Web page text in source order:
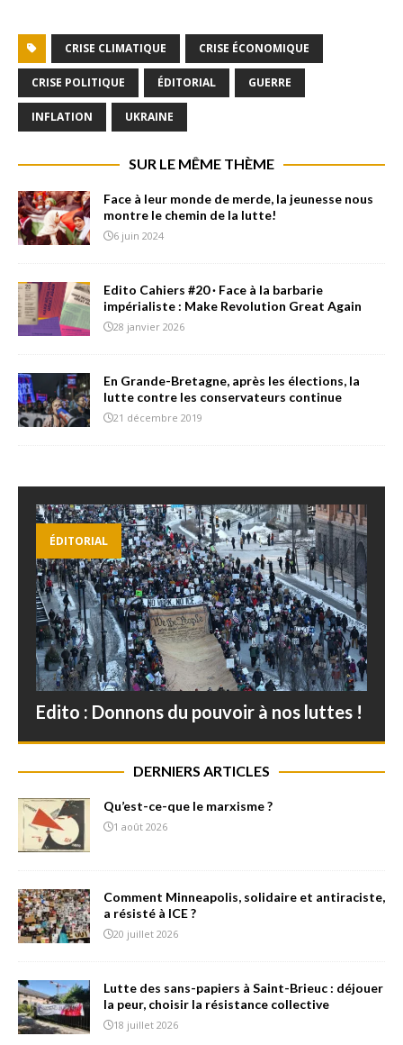
CRISE CLIMATIQUE CRISE ÉCONOMIQUE
CRISE POLITIQUE ÉDITORIAL GUERRE
INFLATION UKRAINE
SUR LE MÊME THÈME
Face à leur monde de merde, la jeunesse nous
montre le chemin de la lutte!
6 juin 2024
Edito Cahiers #20 · Face à la barbarie
impérialiste : Make Revolution Great Again
28 janvier 2026
En Grande-Bretagne, après les élections, la
lutte contre les conservateurs continue
21 décembre 2019
ÉDITORIAL
Edito : Donnons du pouvoir à nos luttes !
DERNIERS ARTICLES
Qu’est-ce-que le marxisme ?
1 août 2026
Comment Minneapolis, solidaire et antiraciste,
a résisté à ICE ?
20 juillet 2026
Lutte des sans-papiers à Saint-Brieuc : déjouer
la peur, choisir la résistance collective
18 juillet 2026